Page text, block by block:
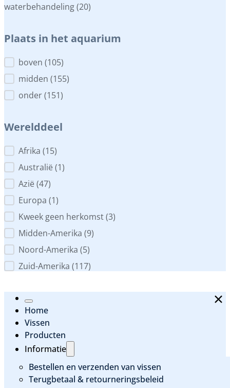
waterbehandeling(20)
Plaats in het aquarium
Plaats in het aquarium
boven (105)
midden (155)
onder(151)
Werelddeel
Werelddeel
Afrika (15)
Australië (1)
Azië (47)
Europa (1)
Kweek geen herkomst(3)
Midden-Amerika (9)
Noord-Amerika (5)
Zuid-Amerika (117)
Home
Vissen
Producten
Informatie
Bestellen en verzenden van vissen
Terugbetaal & retourneringsbeleid